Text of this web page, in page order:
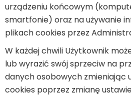
urządzeniu końcowym
smartfonie) oraz na używanie
plikach cookies przez
W każdej chwili Użytkownik
lub wyrazić swój sprzeciw na
danych osobowych zmieniając
cookies poprzez zmianę